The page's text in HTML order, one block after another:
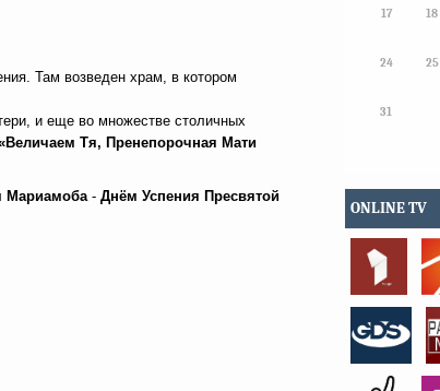
Там возведен храм, в котором
и еще во множестве столичных
Тя, Пренепорочная Мати
Мариамоба - Днём Успения Пресвятой
17 18
24 25
31
ONLINE TV